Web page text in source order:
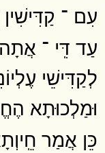
עִם ־ קַדִּישִׁין
עַד דִּֽי ־ אֲתָה
לְקַדִּישֵׁי
וּמַלְכוּתָא
כֵּן אֲמַר